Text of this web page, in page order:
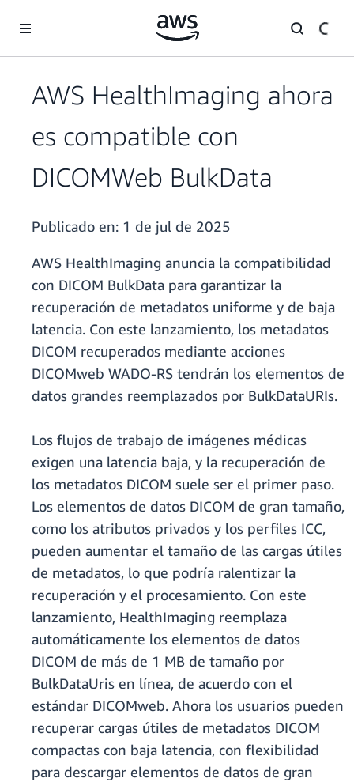
AWS HealthImaging ahora
es compatible con
DICOMWeb BulkData
Publicado en: 1 de jul de 2025
AWS HealthImaging anuncia la compatibilidad
con DICOM BulkData para garantizar la
recuperación de metadatos uniforme y de baja
latencia. Con este lanzamiento, los metadatos
DICOM recuperados mediante acciones
DICOMweb WADO-RS tendrán los elementos de
datos grandes reemplazados por BulkDataURIs.
Los flujos de trabajo de imágenes médicas
exigen una latencia baja, y la recuperación de
los metadatos DICOM suele ser el primer paso.
Los elementos de datos DICOM de gran tamaño,
como los atributos privados y los perfiles ICC,
pueden aumentar el tamaño de las cargas útiles
de metadatos, lo que podría ralentizar la
recuperación y el procesamiento. Con este
lanzamiento, HealthImaging reemplaza
automáticamente los elementos de datos
DICOM de más de 1 MB de tamaño por
BulkDataUris en línea, de acuerdo con el
estándar DICOMweb. Ahora los usuarios pueden
recuperar cargas útiles de metadatos DICOM
compactas con baja latencia, con flexibilidad
para descargar elementos de datos de gran